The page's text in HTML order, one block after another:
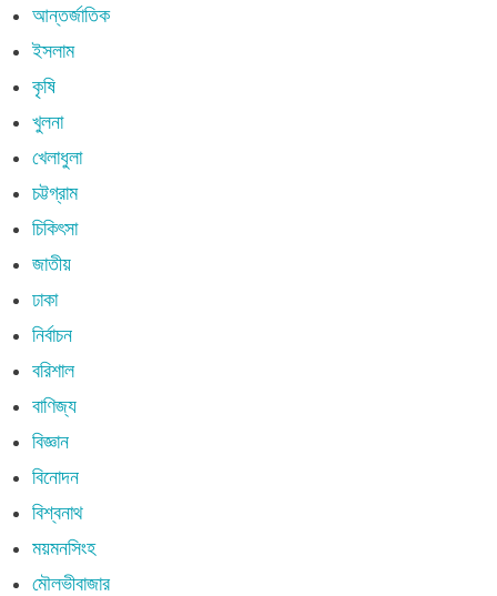
আন্তর্জাতিক
ইসলাম
কৃষি
খুলনা
খেলাধুলা
চট্টগ্রাম
চিকিৎসা
জাতীয়
ঢাকা
নির্বাচন
বরিশাল
বাণিজ্য
বিজ্ঞান
বিনোদন
বিশ্বনাথ
ময়মনসিংহ
মৌলভীবাজার